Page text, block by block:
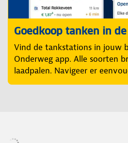
Goedkoop tanken in
Vind de tankstations in jouw
Onderweg app. Alle soorten
laadpalen. Navigeer er